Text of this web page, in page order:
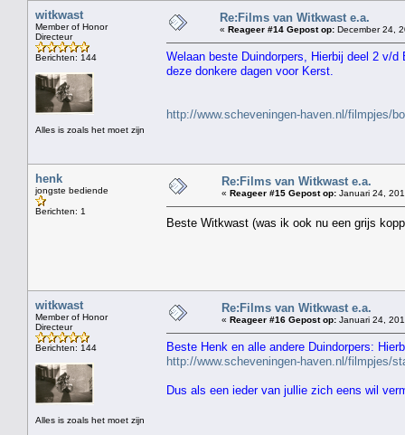
witkwast
Member of Honor
Directeur
Berichten: 144
Alles is zoals het moet zijn
Re:Films van Witkwast e.a.
« Reageer #14 Gepost op: December 24,
Welaan beste Duindorpers, Hierbij deel 2 v/
deze donkere dagen voor Kerst.
http://www.scheveningen-haven.nl/filmpjes/
henk
jongste bediende
Berichten: 1
Re:Films van Witkwast e.a.
« Reageer #15 Gepost op: Januari 24,
Beste Witkwast (was ik ook nu een grijs
witkwast
Member of Honor
Directeur
Berichten: 144
Alles is zoals het moet zijn
Re:Films van Witkwast e.a.
« Reageer #16 Gepost op: Januari 24,
Beste Henk en alle andere Duindorpers:
http://www.scheveningen-haven.nl/filmpjes/
Dus als een ieder van jullie zich eens wil